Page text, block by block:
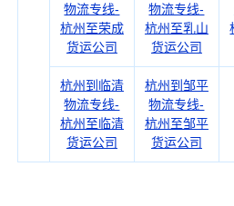
物流专线-
杭州至荣成
货运公司
物流专线-
杭州至乳山
货运公司
杭州到临清
物流专线-
杭州至临清
货运公司
杭州到邹平
物流专线-
杭州至邹平
货运公司